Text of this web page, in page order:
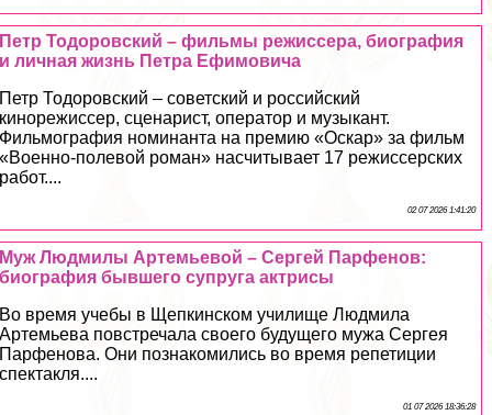
Петр Тодоровский – фильмы режиссера, биография
и личная жизнь Петра Ефимовича
Петр Тодоровский – советский и российский
кинорежиссер, сценарист, оператор и музыкант.
Фильмография номинанта на премию «Оскар» за фильм
«Военно-полевой роман» насчитывает 17 режиссерских
работ....
02 07 2026 1:41:20
Муж Людмилы Артемьевой – Сергeй Парфенов:
биография бывшего супруга актрисы
Во время учебы в Щепкинском училище Людмила
Артемьева повстречала своего будущего мужа Сергея
Парфенова. Они познакомились во время репетиции
спектакля....
01 07 2026 18:36:28